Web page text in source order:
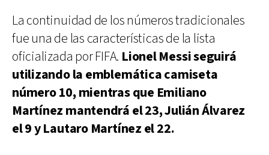
La continuidad de los números tradicionales
fue una de las características de la lista
oficializada por FIFA. Lionel Messi seguirá
utilizando la emblemática camiseta
número 10, mientras que Emiliano
Martínez mantendrá el 23, Julián Álvarez
el 9 y Lautaro Martínez el 22.